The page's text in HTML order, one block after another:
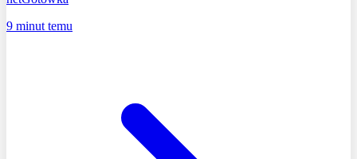
9 minut temu